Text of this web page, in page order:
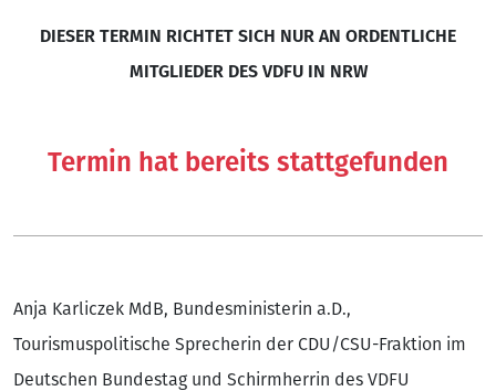
DIESER TERMIN RICHTET SICH NUR AN ORDENTLICHE
MITGLIEDER DES VDFU IN NRW
Termin hat bereits stattgefunden
Anja Karliczek MdB, Bundesministerin a.D.,
Tourismuspolitische Sprecherin der CDU/CSU-Fraktion im
Deutschen Bundestag und Schirmherrin des VDFU